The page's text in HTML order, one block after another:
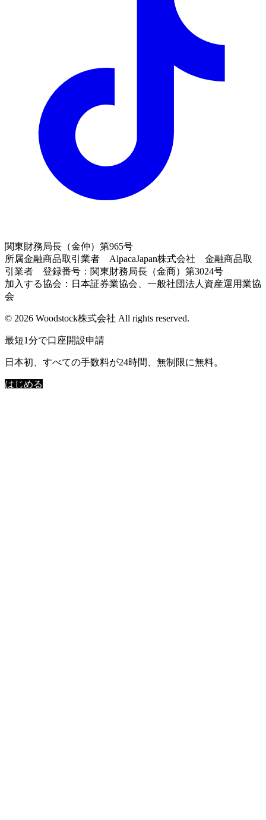
関東財務局長（金仲）第965号
所属金融商品取引業者 AlpacaJapan株式会社 金融商品取
引業者 登録番号：関東財務局長（金商）第3024号
加入する協会：日本証券業協会、一般社団法人資産運用業協
会
© 2026 Woodstock株式会社 All rights reserved.
最短1分で口座開設申請
日本初、すべての手数料が24時間、無制限に無料。
はじめる